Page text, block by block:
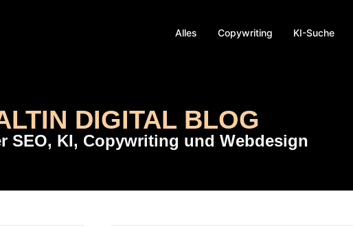
Alles Copywriting KI-Suche
DIGITAL BLOG
SEO, KI, Copywriting und Webdesign